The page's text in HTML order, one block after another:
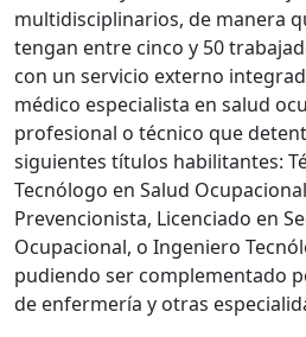
multidisciplinarios, de manera
tengan entre cinco y 50
con un servicio externo
médico especialista en salud
profesional o técnico que
siguientes títulos habilitantes:
Tecnólogo en Salud
Prevencionista, Licenciado en
Ocupacional, o Ingeniero
pudiendo ser complementado
de enfermería y otras